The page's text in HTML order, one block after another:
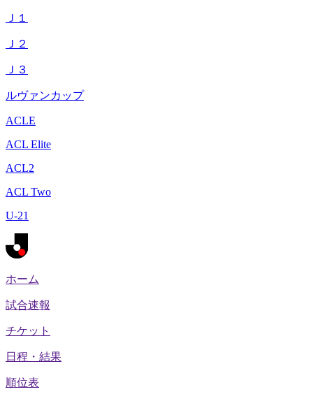
Ｊ１
Ｊ２
Ｊ３
ルヴァンカップ
ACLE
ACL Elite
ACL2
ACL Two
U-21
ホーム
試合速報
チケット
日程・結果
順位表